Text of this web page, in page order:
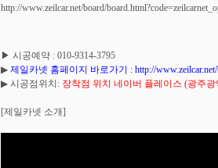
http://www.zeilcar.net/board/
▶ 시공예약 : 010-9314-3795
▶ 제일카넷 홈페이지 바로가기 : http://www.zeilcar.net/
▶ 시공점위치: 장착점 위치 네이버 플레이스 (광주
[제일카넷 소개]